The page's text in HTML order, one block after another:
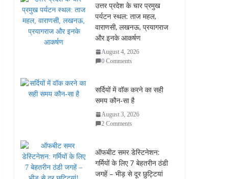
उत्तर प्रदेश के चार प्रमुख
पर्यटन स्थल: ताज महल,
वाराणसी, लखनऊ, प्रयागराज
और इनके आकर्षण
August 4, 2026
0 Comments
सर्दियों में वॉक करने का सही
समय कौन-सा है
August 3, 2026
2 Comments
ऑफबीट समर डेस्टिनेशन:
गर्मियों के लिए 7 बेहतरीन ठंडी
जगहें – भीड़ से दूर छुट्टियां